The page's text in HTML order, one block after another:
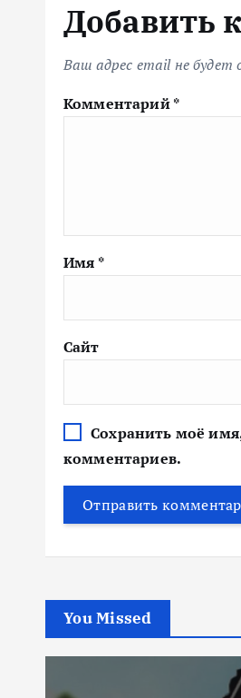
я
м
Добавить
Ваш адрес email не будет
Комментарий*
Имя *
Сайт
Сохранить моё
комментариев.
You Missed